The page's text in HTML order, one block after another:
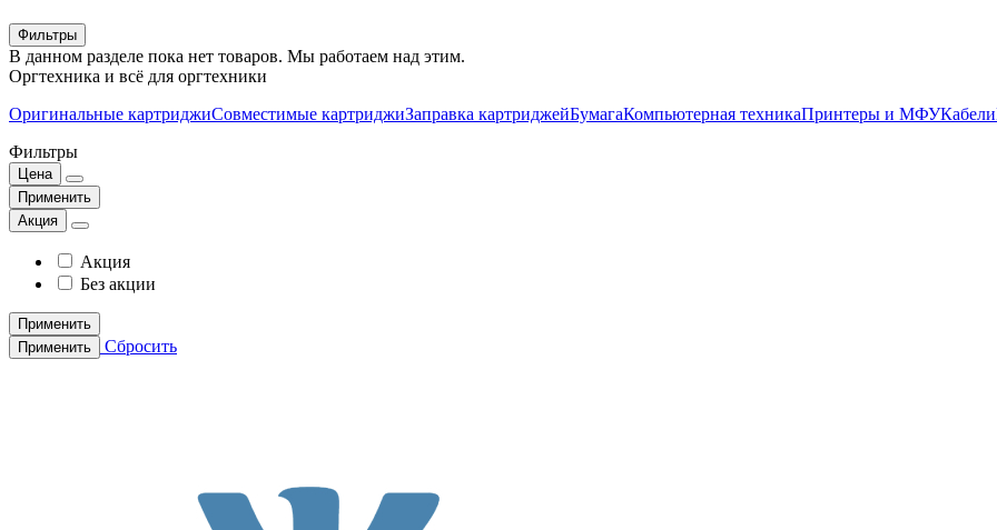
Фильтры
В данном разделе пока нет товаров. Мы работаем над этим.
Оргтехника и всё для оргтехники
Оригинальные картриджиСовместимые картриджиЗаправка картриджейБумагаКомпьютерная техникаПринтеры и МФУКабели
Фильтры
Цена
Применить
Акция
Акция
Без акции
Применить
Применить
Сбросить